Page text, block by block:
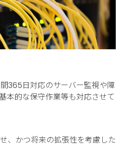
365日対応のサーバー監視や障
本的な保守作業等も対応させて
、かつ将来の拡張性を考慮した